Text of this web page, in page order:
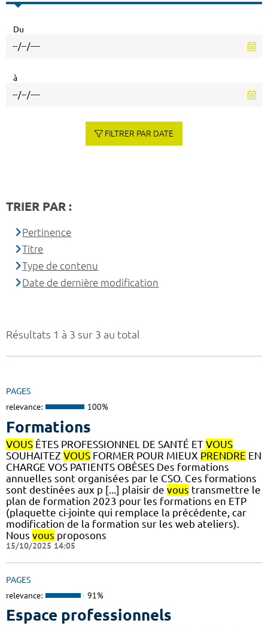
Résultats 1 à 3 sur 3 au total
PAGES
relevance: 100%
Formations
VOUS ÊTES PROFESSIONNEL DE SANTÉ ET VOUS
SOUHAITEZ VOUS FORMER POUR MIEUX PRENDRE EN
CHARGE VOS PATIENTS OBÈSES Des formations
annuelles sont organisées par le CSO. Ces formations
sont destinées aux p [...] plaisir de vous transmettre le
plan de formation 2023 pour les formations en ETP
(plaquette ci-jointe qui remplace la précédente, car
modification de la formation sur les web ateliers).
Nous vous proposons
15/10/2025 14:05
PAGES
relevance: 91%
Espace professionnels
Du
à
FILTRER PAR DATE
TRIER PAR :
Pertinence
Titre
Type de contenu
Date de dernière modification